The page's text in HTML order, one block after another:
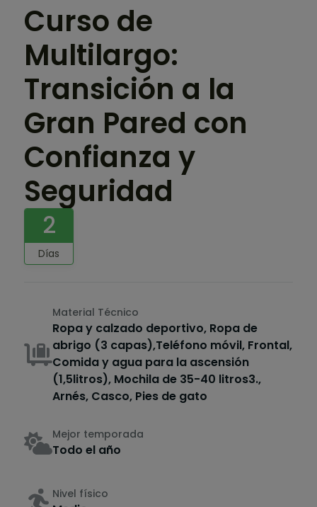
Curso de
Multilargo:
Transición a la
Gran Pared con
Confianza y
Seguridad
2
Días
Material Técnico
Ropa y calzado deportivo, Ropa de
abrigo (3 capas),Teléfono móvil, Frontal,
Comida y agua para la ascensión
(1,5litros), Mochila de 35-40 litros3.,
Arnés, Casco, Pies de gato
Mejor temporada
Todo el año
Nivel físico